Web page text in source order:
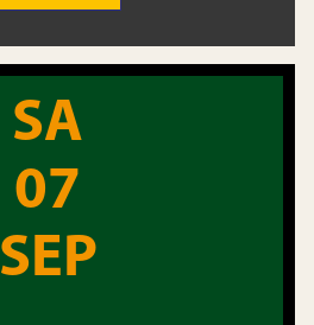
SA
07
SEP